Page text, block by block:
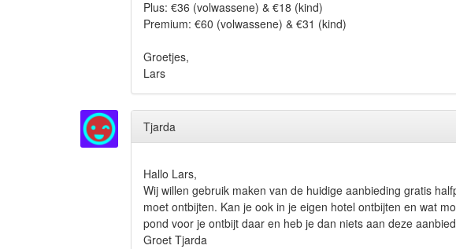
Plus: €36 (volwassene) & €18 (kind)
Premium: €60 (volwassene) & €31 (kind)
Groetjes,
Lars
Tjarda
Hallo Lars,
Wij willen gebruik maken van de huidige aanbieding gratis
moet ontbijten. Kan je ook in je eigen hotel ontbijten en wat
pond voor je ontbijt daar en heb je dan niets aan deze
Groet Tjarda